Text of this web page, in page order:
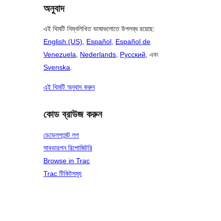
অনুবাদ
এই থিমটি নিম্নলিখিত ভাষাগুলোতে উপলব্ধ রয়েছে:
English (US), Español, Español de
Venezuela, Nederlands, Русский, এবং
Svenska.
এই থিমটি অনুবাদ করুন
কোড ব্রাউজ করুন
ডেভেলপমেন্ট লগ
সাবভারশন রিপোজিটরি
Browse in Trac
Trac টিকিটসমূহ